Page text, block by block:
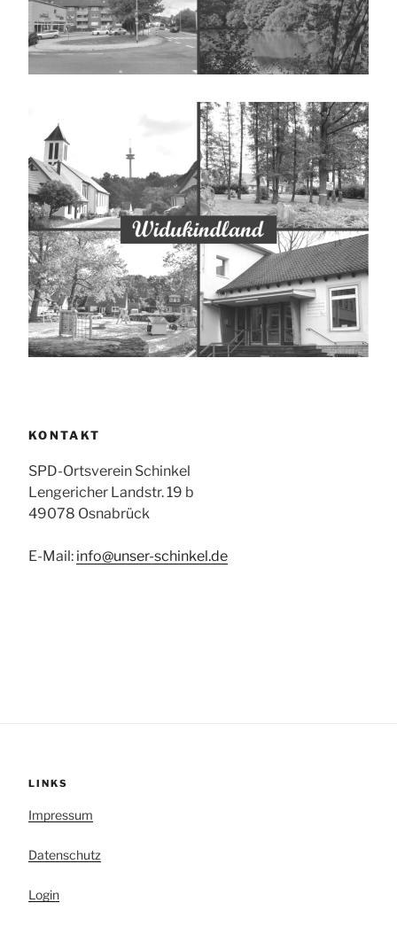
KONTAKT
SPD-Ortsverein Schinkel
Lengericher Landstr. 19 b
49078 Osnabrück
E-Mail: info@unser-schinkel.de
LINKS
Impressum
Datenschutz
Login